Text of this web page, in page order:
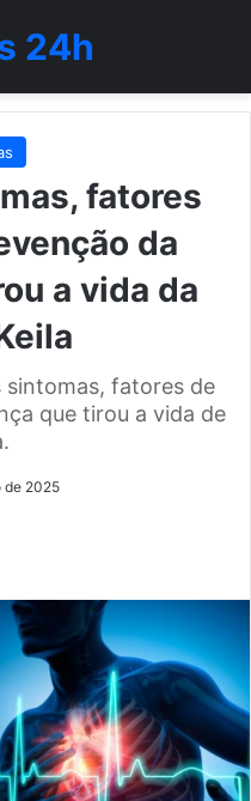
24h
fatores
da
a vida da
sintomas, fatores de
que tirou a vida de
de 2025